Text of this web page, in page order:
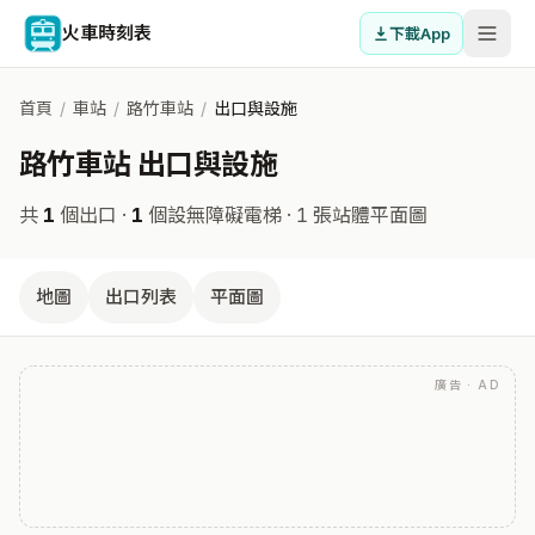
火車時刻表 下載App
首頁 / 車站 / 路竹車站 / 出口與設施
路竹車站 出口與設施
共 1 個出口 · 1 個設無障礙電梯 · 1 張站體平面圖
地圖 出口列表 平面圖
廣告 · AD